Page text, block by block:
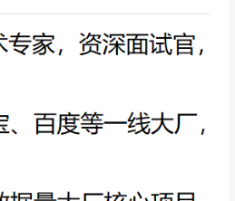
与Serial 收集器完全一样。
行回收）收集器-复制算法